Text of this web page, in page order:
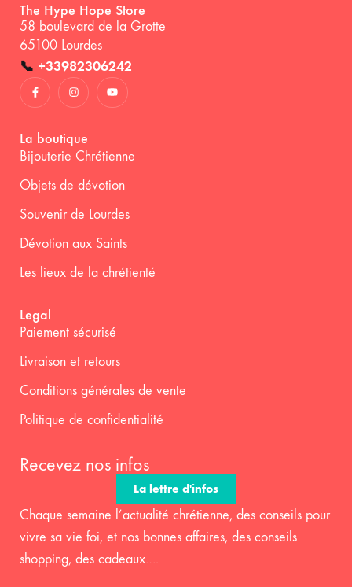
The Hype Hope Store
58 boulevard de la Grotte
65100 Lourdes
📞 +33982306242
La boutique
Bijouterie Chrétienne
Objets de dévotion
Souvenir de Lourdes
Dévotion aux Saints
Les lieux de la chrétienté
Legal
Paiement sécurisé
Livraison et retours
Conditions générales de vente
Politique de confidentialité
Recevez nos infos
La lettre d'infos
Chaque semaine l’actualité chrétienne, des conseils pour
vivre sa vie foi, et nos bonnes affaires, des conseils
shopping, des cadeaux….